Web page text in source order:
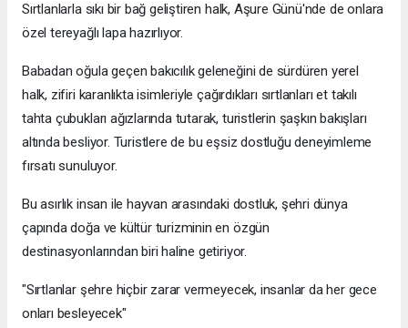
Sırtlanlarla sıkı bir bağ geliştiren halk, Aşure Günü'nde de onlara
özel tereyağlı lapa hazırlıyor.
Babadan oğula geçen bakıcılık geleneğini de sürdüren yerel
halk, zifiri karanlıkta isimleriyle çağırdıkları sırtlanları et takılı
tahta çubukları ağızlarında tutarak, turistlerin şaşkın bakışları
altında besliyor. Turistlere de bu eşsiz dostluğu deneyimleme
fırsatı sunuluyor.
Bu asırlık insan ile hayvan arasındaki dostluk, şehri dünya
çapında doğa ve kültür turizminin en özgün
destinasyonlarından biri haline getiriyor.
"Sırtlanlar şehre hiçbir zarar vermeyecek, insanlar da her gece
onları besleyecek"